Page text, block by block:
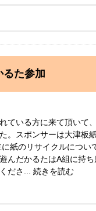
た参加
ている方に来て頂いて
。スポンサーは大津板
紙のリサイクルについ
んだかるたはA組に持
ださ... 続きを読む